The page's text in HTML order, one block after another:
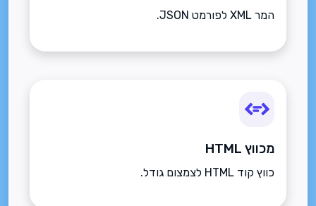
המר XML לפורמט JSON.
מכווץ HTML
כווץ קוד HTML לצמצום גודל.